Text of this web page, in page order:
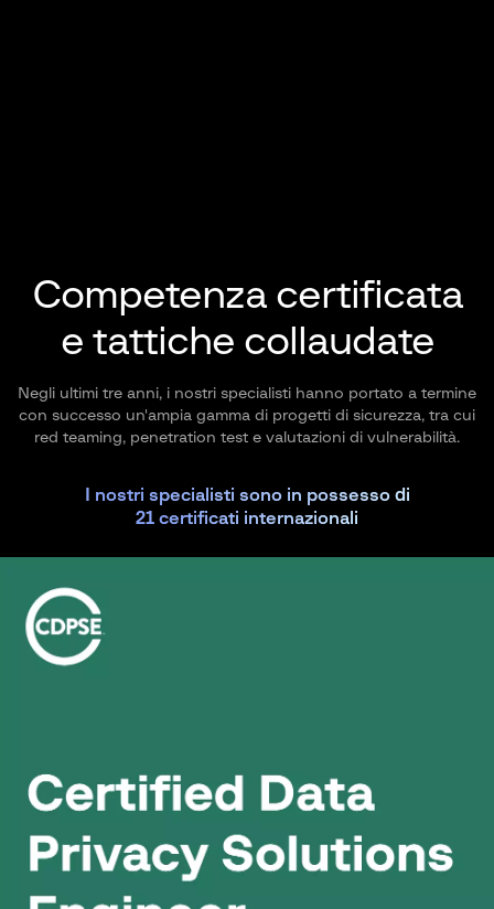
Competenza certificata
e tattiche collaudate
Negli ultimi tre anni, i nostri specialisti hanno portato a termine
con successo un'ampia gamma di progetti di sicurezza, tra cui
red teaming, penetration test e valutazioni di vulnerabilità.
I nostri specialisti sono in possesso di
21 certificati internazionali